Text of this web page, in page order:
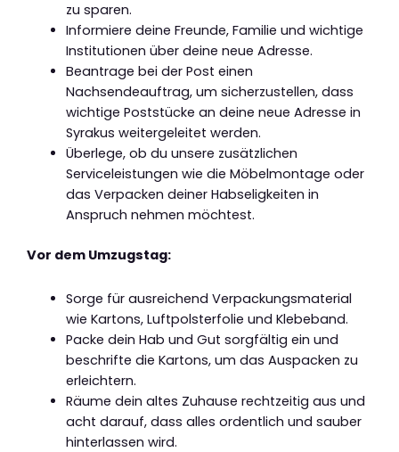
zu sparen.
Informiere deine Freunde, Familie und wichtige
Institutionen über deine neue Adresse.
Beantrage bei der Post einen
Nachsendeauftrag, um sicherzustellen, dass
wichtige Poststücke an deine neue Adresse in
Syrakus weitergeleitet werden.
Überlege, ob du unsere zusätzlichen
Serviceleistungen wie die Möbelmontage oder
das Verpacken deiner Habseligkeiten in
Anspruch nehmen möchtest.
Vor dem Umzugstag:
Sorge für ausreichend Verpackungsmaterial
wie Kartons, Luftpolsterfolie und Klebeband.
Packe dein Hab und Gut sorgfältig ein und
beschrifte die Kartons, um das Auspacken zu
erleichtern.
Räume dein altes Zuhause rechtzeitig aus und
acht darauf, dass alles ordentlich und sauber
hinterlassen wird.